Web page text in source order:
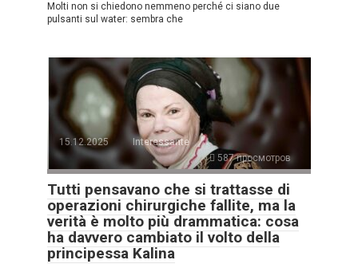
Molti non si chiedono nemmeno perché ci siano due
pulsanti sul water: sembra che
15.12.2025
Interessante
587 просмотров
Tutti pensavano che si trattasse di
operazioni chirurgiche fallite, ma la
verità è molto più drammatica: cosa
ha davvero cambiato il volto della
principessa Kalina